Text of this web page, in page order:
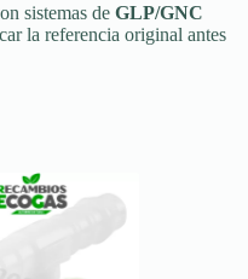
sistemas de GLP/GNC
la referencia original antes